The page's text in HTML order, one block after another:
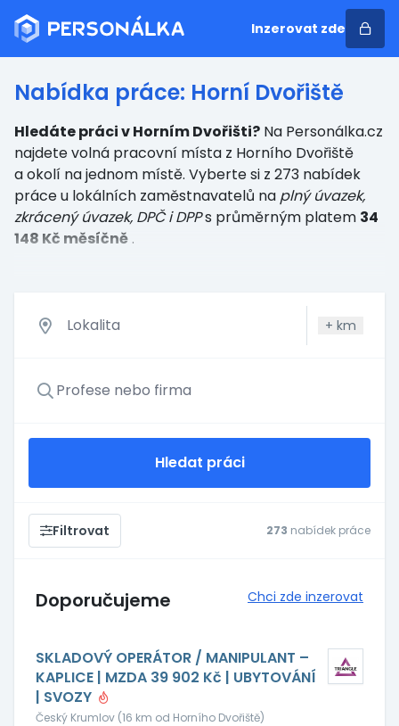
Inzerovat zde
Nabídka práce: Horní Dvořiště
Hledáte práci v Horním Dvořišti? Na Personálka.cz
najdete volná pracovní místa z Horního Dvořiště
a okolí na jednom místě. Vyberte si z 273 nabídek
práce u lokálních zaměstnavatelů na plný úvazek,
zkrácený úvazek, DPČ i DPPs průměrným platem 34
148 Kč měsíčně .
+ km
Hledat práci
Filtrovat 273 nabídek práce
Doporučujeme Chci zde inzerovat
SKLADOVÝ OPERÁTOR / MANIPULANT –
KAPLICE | MZDA 39 902 Kč | UBYTOVÁNÍ
| SVOZY
Český Krumlov (16 km od Horního Dvořiště)